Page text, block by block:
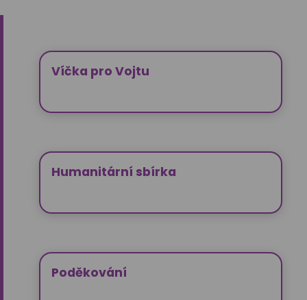
Víčka pro Vojtu
Humanitární sbírka
Poděkování